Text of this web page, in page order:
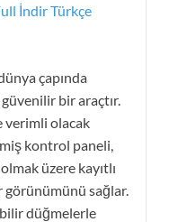
İndir Türkçe
çapında
bir araçtır.
verimli olacak
kontrol paneli,
üzere kayıtlı
görünümünü sağlar.
düğmelerle